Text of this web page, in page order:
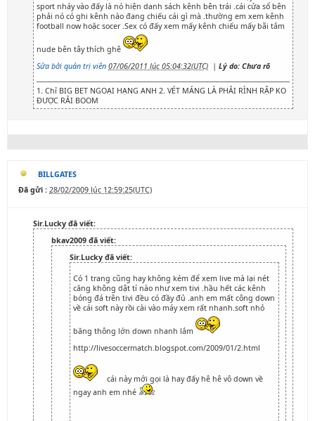
sport nháy vào đấy là nó hiện danh sách kênh bên trái .cái cửa sổ bên
phải nó có ghi kênh nào đang chiếu cái gì mà .thường em xem kênh
football now hoặc socer .Sex có đấy xem mấy kênh chiếu mấy bãi tắm
nude bên tây thích ghê
Sửa bởi quản trị viên 07/06/2011 lúc 05:04:32(UTC) | Lý do: Chưa rõ
1. Chỉ BIG BET NGOẠI HẠNG ANH 2. VÉT MÁNG LÀ PHẢI RÌNH RẬP KO
ĐƯỢC RẢI BOOM
BILLGATES
Đã gửi : 28/02/2009 lúc 12:59:25(UTC)
Sir.Lucky đã viết:
bkav2009 đã viết:
Sir.Lucky đã viết:
Có 1 trang cũng hay không kém để xem live mà lại nét
căng không dật tí nào như xem tivi .hầu hết các kênh
bóng đá trên tivi đều có đầy đủ .anh em mất công down
về cái soft này rồi cài vào máy xem rất nhanh.soft nhỏ
băng thông lớn down nhanh lắm
http://livesoccermatch.blogspot.com/2009/01/2.html
cái này mới gọi là hay đấy hê hê vô down về
ngay anh em nhé